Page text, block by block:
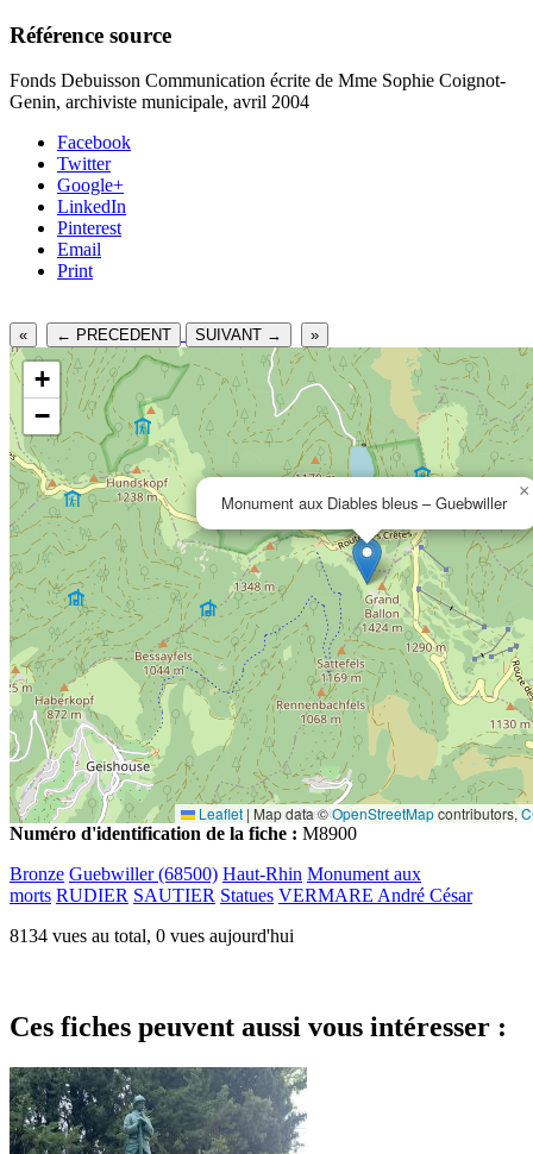
Référence source
Fonds Debuisson Communication écrite de Mme Sophie Coignot-
Genin, archiviste municipale, avril 2004
Facebook
Twitter
Google+
LinkedIn
Pinterest
Email
Print
« ← PRECEDENT SUIVANT → »
Monument aux Diables bleus – Guebwiller
×
+
−
Leaflet | Map data ©OpenStreetMapcontributors,
Numéro d'identification de la fiche : M8900
Bronze Guebwiller (68500) Haut-Rhin Monument aux
morts RUDIER SAUTIER Statues VERMARE André César
8134 vues au total, 0 vues aujourd'hui
Ces fiches peuvent aussi vous intéresser :